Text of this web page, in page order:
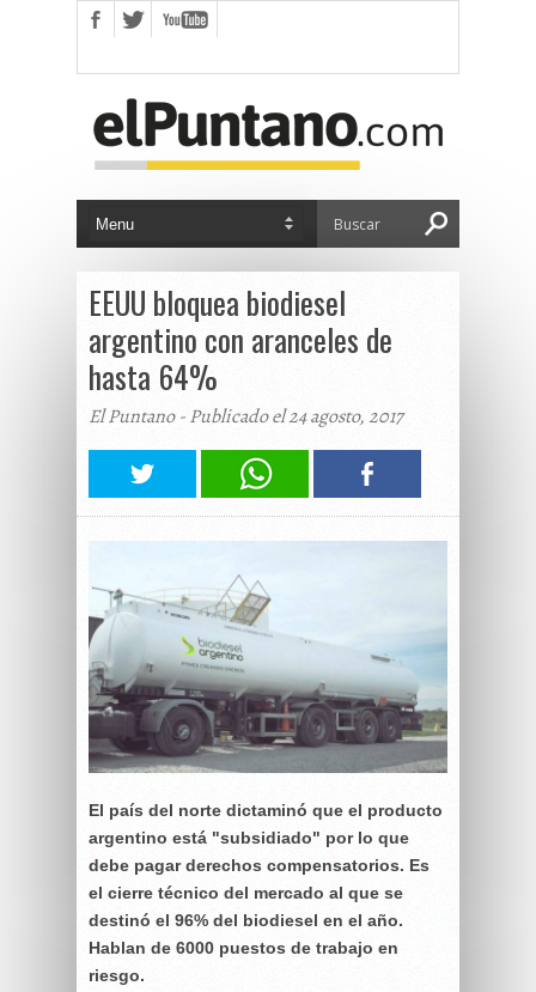
EEUU bloquea biodiesel
argentino con aranceles de
hasta 64%
El Puntano - Publicado el 24 agosto, 2017
El país del norte dictaminó que el producto
argentino está "subsidiado" por lo que
debe pagar derechos compensatorios. Es
el cierre técnico del mercado al que se
destinó el 96% del biodiesel en el año.
Hablan de 6000 puestos de trabajo en
riesgo.